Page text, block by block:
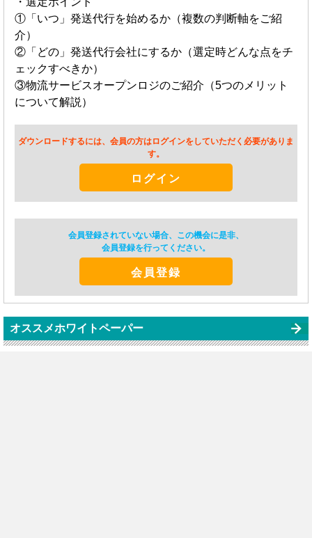
①「いつ」発送代行を始めるか（複数の判断軸をご紹
介）
②「どの」発送代行会社にするか（選定時どんな点をチ
ェックすべきか）
③物流サービスオープンロジのご紹介（5つのメリット
について解説）
ダウンロードするには、会員の方はログインをしていただく必要がありま
す。
ログイン
会員登録されていない場合、この機会に是非、
会員登録を行ってください。
会員登録
オススメホワイトペーパー